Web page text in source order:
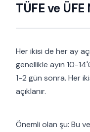
TÜFE ve
Her ikisi de her ay
genellikle ayın 10-
1-2 gün sonra. Her
açıklanır.
Önemli olan şu: Bu